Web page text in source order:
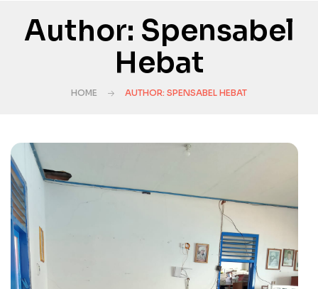
Author: Spensabel
Hebat
HOME AUTHOR: SPENSABEL HEBAT